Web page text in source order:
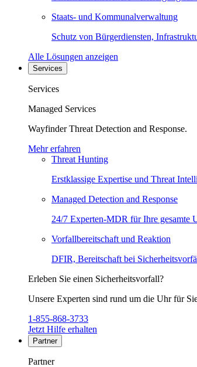
Staats- und Kommunalverwaltung
Schutz von Bürgerdiensten,
Alle Lösungen anzeigen
Services
Services
Managed Services
Wayfinder Threat Detection and Response.
Mehr erfahren
Threat Hunting
Erstklassige Expertise und Threat
Managed Detection and Response
24/7 Experten-MDR für Ihre gesamte
Vorfallbereitschaft und Reaktion
DFIR, Bereitschaft bei
Erleben Sie einen Sicherheitsvorfall?
Unsere Experten sind rund um die Uhr für
1-855-868-3733
Jetzt Hilfe erhalten
Partner
Partner